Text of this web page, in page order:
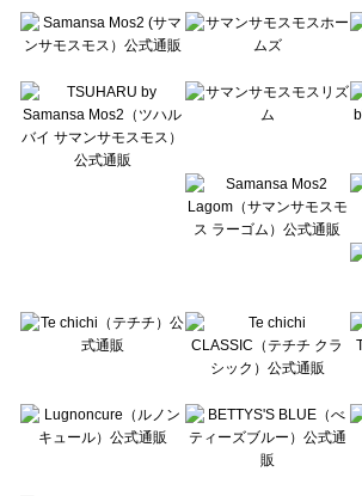
Te chichi（テチチ）のブルゾン 一覧
Te chichi CLASSIC（テチチ クラシック）のブルゾン 一覧
Lugnoncure（ルノンキュール）のブルゾン 一覧
BETTY'S BLUE（べティーズブルー）のブルゾン 一覧
Wpc.（ワールドパーティー）のブルゾン 一覧